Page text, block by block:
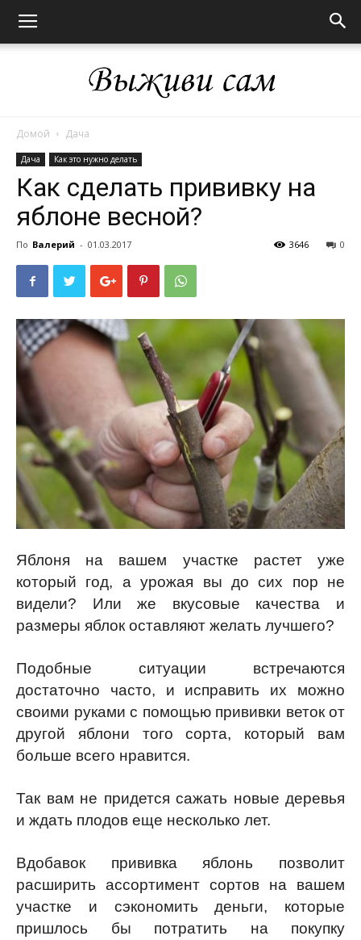
сам
Домой Дача
Дача Как это нужно делать
Как сделать прививку на
яблоне весной?
По Валерий - 01.03.2017 0
3646
Яблоня на вашем участке растет уже
который год, а урожая вы до сих пор не
видели? Или же вкусовые качества и
размеры яблок оставляют желать лучшего?
Подобные ситуации встречаются
достаточно часто, и исправить их можно
своими руками с помощью прививки веток от
другой яблони того сорта, который вам
больше всего нравится.
Так вам не придется сажать новые деревья
и ждать плодов еще несколько лет.
Вдобавок прививка яблонь позволит
расширить ассортимент сортов на вашем
участке и сэкономить деньги, которые
пришлось бы потратить на покупку